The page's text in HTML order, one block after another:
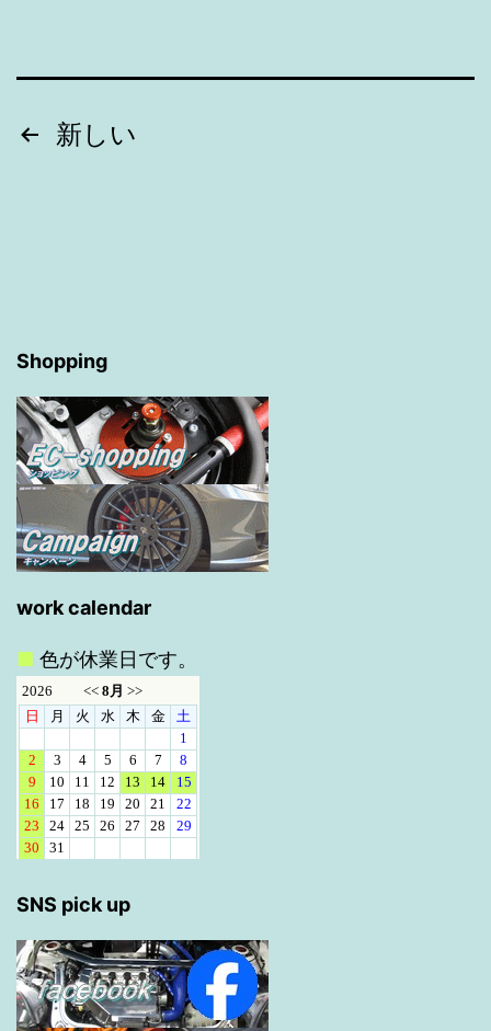
投
ー
シ
ョ
ン
新しい
Shopping
work calendar
■ 色が休業日です。
SNS pick up